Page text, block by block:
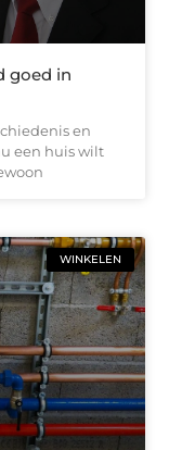
goed in
en
een huis wilt
WINKELEN